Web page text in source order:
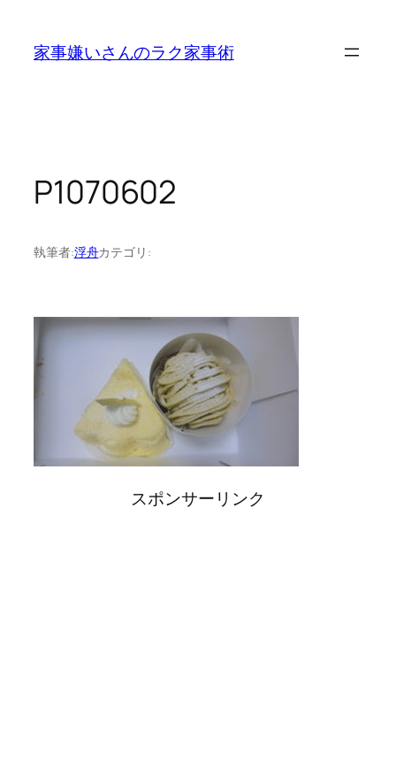
家事嫌いさんのラク家事術
P1070602
執筆者:浮舟カテゴリ:
スポンサーリンク